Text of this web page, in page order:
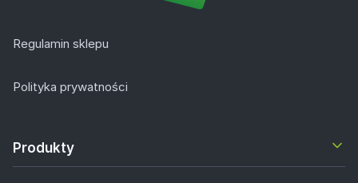
Regulamin sklepu
Polityka prywatności
Produkty